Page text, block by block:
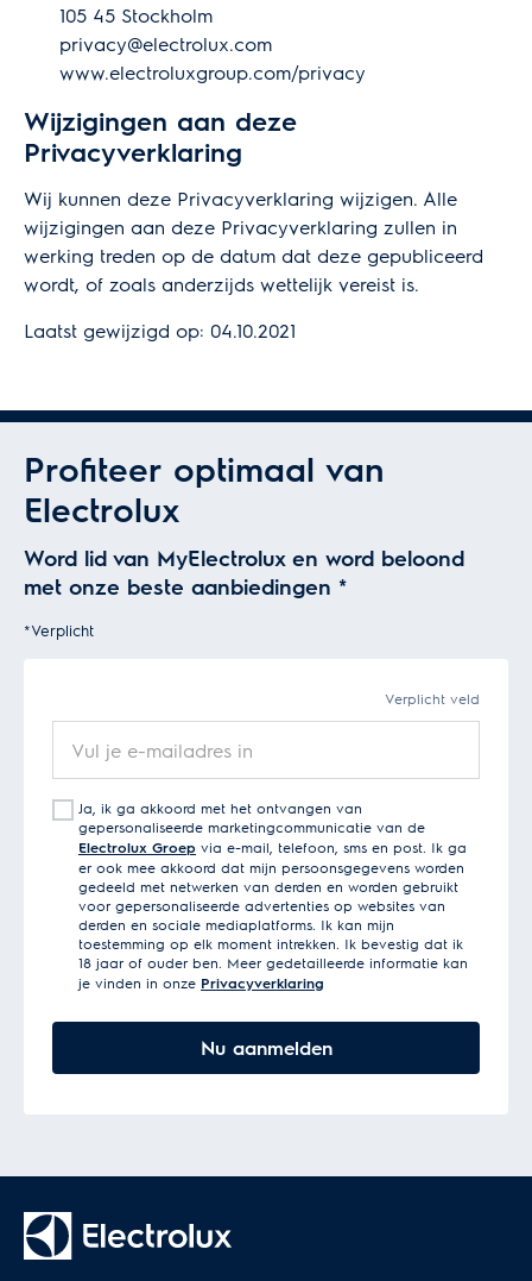
105 45 Stockholm
privacy@electrolux.com
www.electroluxgroup.com/privacy
Wijzigingen aan deze
Privacyverklaring
Wij kunnen deze Privacyverklaring wijzigen. Alle
wijzigingen aan deze Privacyverklaring zullen in
werking treden op de datum dat deze gepubliceerd
wordt, of zoals anderzijds wettelijk vereist is.
Laatst gewijzigd op: 04.10.2021
Profiteer optimaal van
Electrolux
Word lid van MyElectrolux en word beloond
met onze beste aanbiedingen *
*Verplicht
Verplicht veld
mailadres
Ja, ik ga akkoord met het ontvangen van
gepersonaliseerde marketingcommunicatie van de
Electrolux Groep via e-mail, telefoon, sms en post. Ik ga
er ook mee akkoord dat mijn persoonsgegevens worden
gedeeld met netwerken van derden en worden gebruikt
voor gepersonaliseerde advertenties op websites van
derden en sociale mediaplatforms. Ik kan mijn
toestemming op elk moment intrekken. Ik bevestig dat ik
18 jaar of ouder ben. Meer gedetailleerde informatie kan
je vinden in onze Privacyverklaring
Nu aanmelden